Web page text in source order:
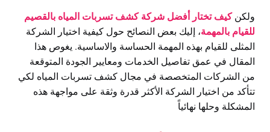
ولكن كيف تختار أفضل شركة كشف تسربات المياه بالقصيم
للقيام بالمهمة، إليك بعض النصائح حول كيفية اختيار الشركة
المثلى للقيام بهذه المهمة الحساسة والاساسية. يغوص هذا
المقال في عمق تفاصيل الخدمات ومعايير الجودة المتوقعة
من الشركات المتخصصة في مجال كشف تسربات المياه لكي
تتأكد من اختيار الشركة الأكثر قدرة وثقة على مواجهة هذه
المشكلة وحلها نهائياً